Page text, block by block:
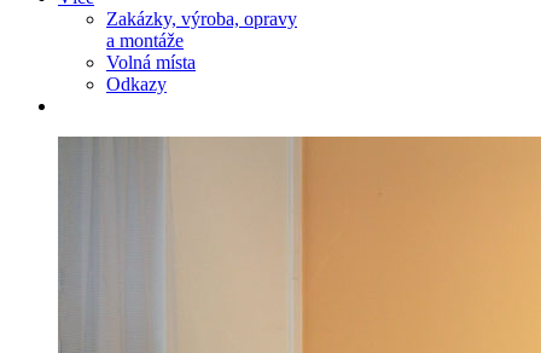
Zakázky, výroba, opravy
a montáže
Volná místa
Odkazy